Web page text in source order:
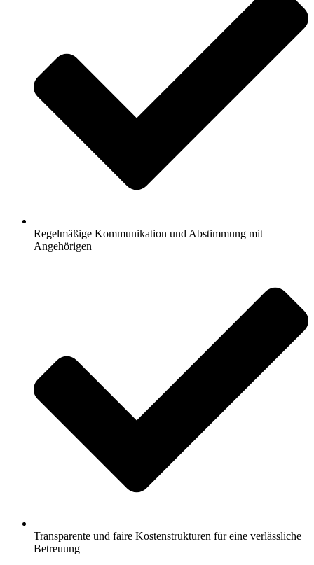
Regelmäßige Kommunikation und Abstimmung mit
Angehörigen
Transparente und faire Kostenstrukturen für eine verlässliche
Betreuung